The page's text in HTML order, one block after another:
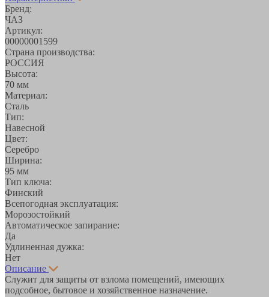
Бренд:
ЧАЗ
Артикул:
00000001599
Страна производства:
РОССИЯ
Высота:
70 мм
Материал:
Сталь
Тип:
Навесной
Цвет:
Серебро
Ширина:
95 мм
Тип ключа:
Финский
Всепогодная эксплуатация:
Морозостойкий
Автоматическое запирание:
Да
Удлиненная дужка:
Нет
Описание
Служит для защиты от взлома помещений, имеющих
подсобное, бытовое и хозяйственное назначение.